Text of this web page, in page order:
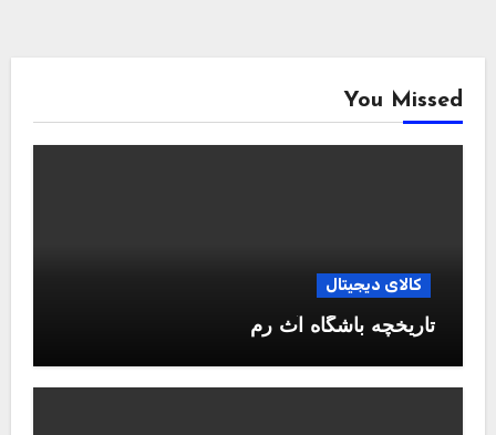
You Missed
کالای دیجیتال
تاریخچه باشگاه آث رم